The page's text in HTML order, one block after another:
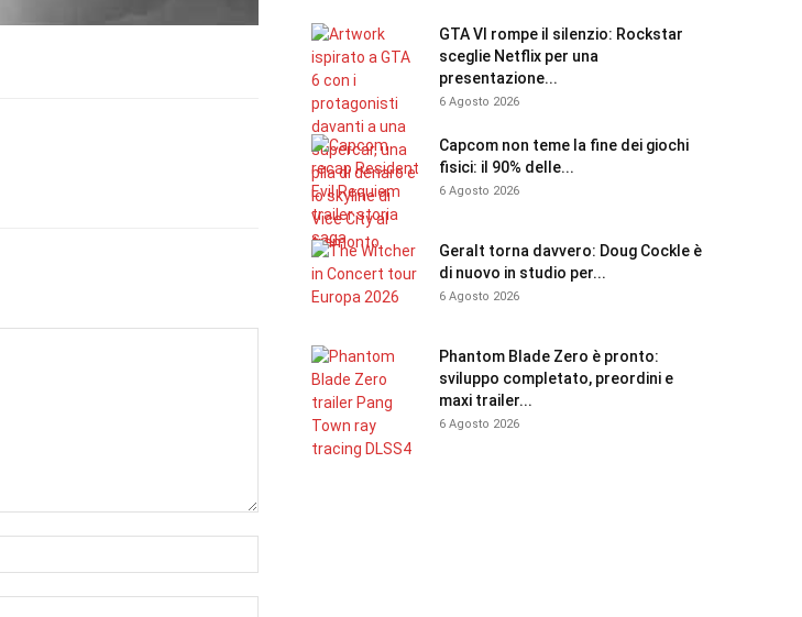
GTA VI rompe il silenzio: Rockstar
sceglie Netflix per una
presentazione...
6 Agosto 2026
Capcom non teme la fine dei giochi
fisici: il 90% delle...
6 Agosto 2026
Geralt torna davvero: Doug Cockle è
di nuovo in studio per...
6 Agosto 2026
Phantom Blade Zero è pronto:
sviluppo completato, preordini e
maxi trailer...
6 Agosto 2026